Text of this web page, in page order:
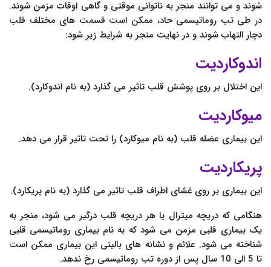
شوند و می توانند منجر به ناتوانی موقتی و گاهی اوقات مزمن شوند.
در طی تب روماتیسمی حاد، ممکن است قسمت های مختلف قلب
دچار التهاب شوند و در نهایت منجر به شرایط زیر شود:
اندوکاردیت
این اختلال بر روی پوشش قلب تاثیر می گذارد (به نام اندوکارد).
میوکاردیت
این بیماری عضله قلب (به نام میوکارد) را تحت تاثیر قرار می دهد.
پریکاردیت
این بیماری بر روی غشای اطراف قلب تاثیر می گذارد (به نام پریکارد).
هنگامی که دریچه میترال یا هر دریچه قلب درگیر می شود، منجر به
یک بیماری قلبی مزمن می شود که به نام بیماری روماتیسمی قلبی
شناخته می شود. علائم و نشانه های بالینی این بیماری ممکن است
تا 5 الی 10 سال پس از دوره تب روماتیسمی رخ ندهد.